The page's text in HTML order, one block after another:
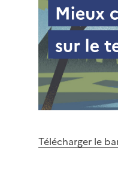
Télécharger le